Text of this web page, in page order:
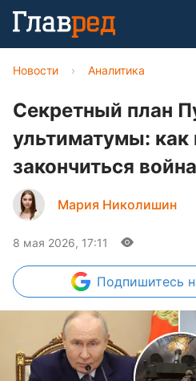
Новости › Аналитика
Секретный план
ультиматумы:
закончиться
Мария Николишин
8 мая 2026, 17:11
Подпишитесь